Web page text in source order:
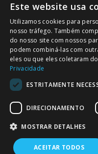
Calendário da 2ª Divisão - Série
Calendário da Época
NOTÍCIAS/COMUNICADOS
Notícias
Comunicados
© 2026
Este website usa
Utilizamos cookies para
nosso tráfego. Também
do nosso site com nossos
podem combiná-las com
eles ou que eles coletaram
Privacidade
ESTRITAMENTE
DIRECIONAMENTO
MOSTRAR DETALHES
ACEITAR TODOS